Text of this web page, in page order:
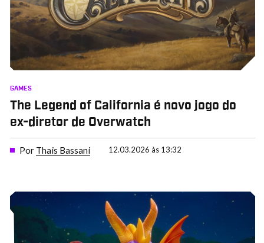
GAMES
The Legend of California é novo jogo do
ex-diretor de Overwatch
Por Thais Bassani 12.03.2026 às 13:32